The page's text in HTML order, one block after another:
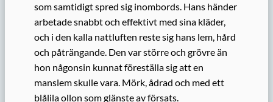
som samtidigt spred sig inombords. Hans händer
arbetade snabbt och effektivt med sina kläder,
och i den kalla nattluften reste sig hans lem, hård
och påträngande. Den var större och grövre än
hon någonsin kunnat föreställa sig att en
manslem skulle vara. Mörk, ådrad och med ett
blålila ollon som glänste av försats.